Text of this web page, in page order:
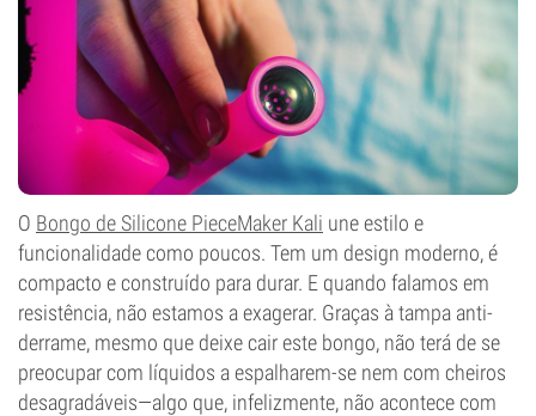
O Bongo de Silicone PieceMaker Kali une estilo e
funcionalidade como poucos. Tem um design moderno, é
compacto e construído para durar. E quando falamos em
resistência, não estamos a exagerar. Graças à tampa anti-
derrame, mesmo que deixe cair este bongo, não terá de se
preocupar com líquidos a espalharem-se nem com cheiros
desagradáveis—algo que, infelizmente, não acontece com